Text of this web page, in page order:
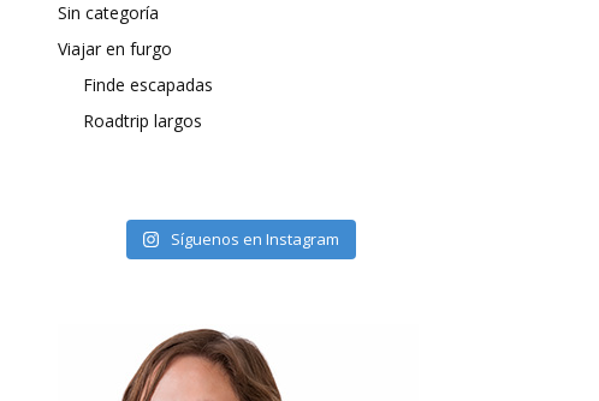
Sin categoría
Viajar en furgo
Finde escapadas
Roadtrip largos
Síguenos en Instagram